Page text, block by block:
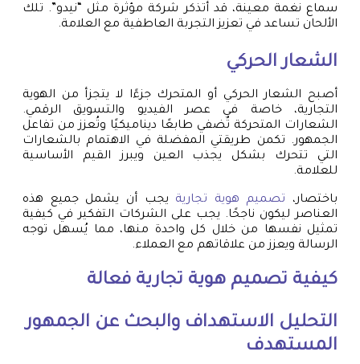
سماع نغمة معينة، قد أتذكر شركة مؤثرة مثل “نيدو”. تلك
الألحان تساعد في تعزيز التجربة العاطفية مع العلامة.
الشعار الحركي
أصبح الشعار الحركي أو المتحرك جزءًا لا يتجزأ من الهوية
التجارية، خاصة في عصر الفيديو والتسويق الرقمي.
الشعارات المتحركة تُضفي طابعًا ديناميكيًا وتُعزز من تفاعل
الجمهور. تكمن طريقتي المفضلة في الاهتمام بالشعارات
التي تتحرك بشكل يجذب العين ويبرز القيم الأساسية
للعلامة.
باختصار، تصميم هوية تجارية يجب أن يشمل جميع هذه
العناصر ليكون ناجحًا. يجب على الشركات التفكير في كيفية
تمثيل نفسها من خلال كل واحدة منها، مما يُسهل توجه
الرسالة ويعزز من علاقاتهم مع العملاء.
كيفية تصميم هوية تجارية فعالة
التحليل الاستهداف والبحث عن الجمهور
المستهدف